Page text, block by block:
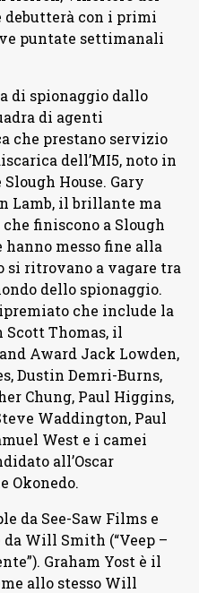
debutterà con i primi
puntate settimanali
di spionaggio dallo
di agenti
che prestano servizio
dell’MI5, noto in
House. Gary
Lamb, il brillante ma
finiscono a Slough
hanno messo fine alla
si ritrovano a vagare tra
dello spionaggio.
che include la
Scott Thomas, il
Award Jack Lowden,
Dustin Demri-Burns,
Chung, Paul Higgins,
Waddington, Paul
West e i camei
all’Oscar
Okonedo.
da See-Saw Films e
Will Smith (“Veep –
Graham Yost è il
allo stesso Will